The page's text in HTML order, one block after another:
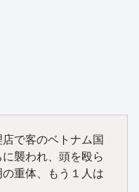
で客のベトナム国
襲われ、頭を殴ら
重体、もう１人は